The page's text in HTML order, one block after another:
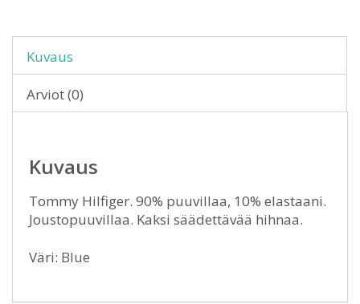
Kuvaus
Arviot (0)
Kuvaus
Tommy Hilfiger. 90% puuvillaa, 10% elastaani.
Joustopuuvillaa. Kaksi säädettävää hihnaa.
Väri: Blue